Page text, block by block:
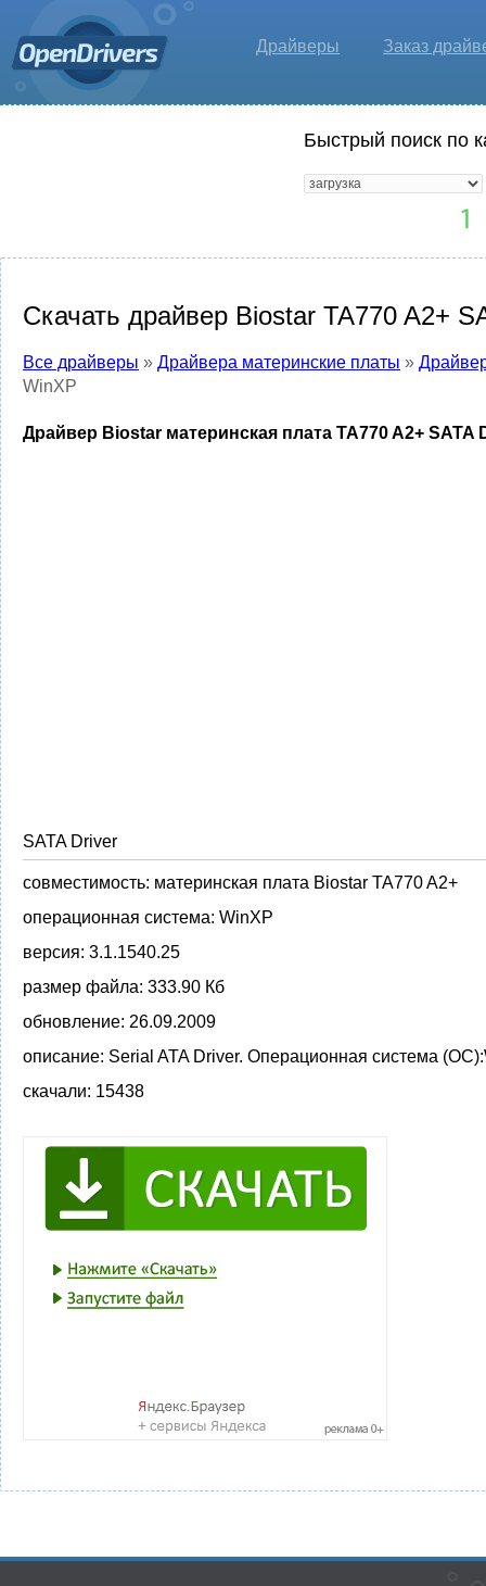
Драйверы Заказ
Быстрый поиск по
Скачать драйвер Biostar TA770 A2+
Все драйверы » Драйвера материнские платы »
WinXP
Драйвер Biostar материнская плата TA770 A2+ SATA
SATA Driver
совместимость: материнская плата Biostar TA770 A2+
операционная система: WinXP
версия: 3.1.1540.25
размер файла: 333.90 Кб
обновление: 26.09.2009
описание: Serial ATA Driver. Операционная система
скачали: 15438